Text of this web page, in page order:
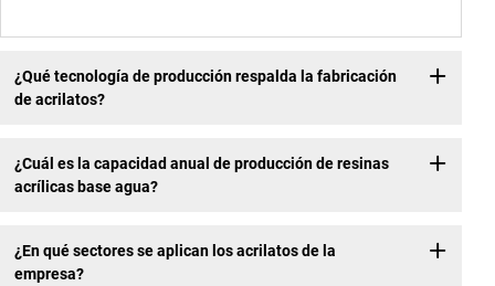
¿Qué tecnología de producción respalda la fabricación
de acrilatos?
¿Cuál es la capacidad anual de producción de resinas
acrílicas base agua?
¿En qué sectores se aplican los acrilatos de la
empresa?